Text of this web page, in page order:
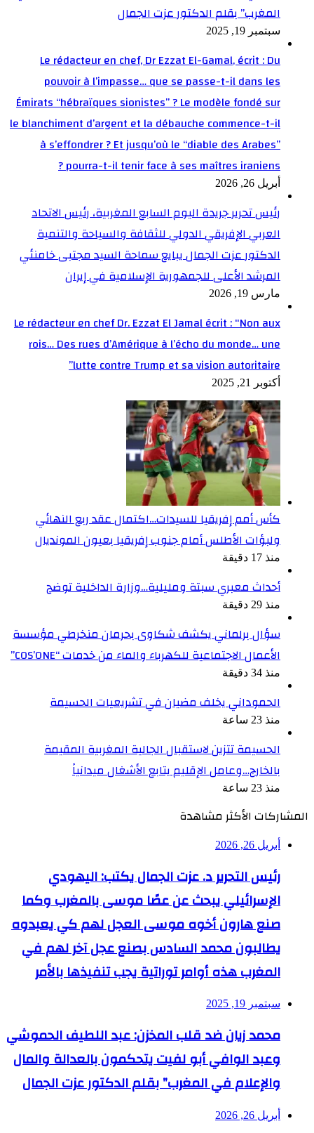
المغرب” بقلم الدكتور عزت الجمال
سبتمبر 19, 2025
Le rédacteur en chef, Dr Ezzat El-Gamal, écrit : Du
pouvoir à l’impasse… que se passe-t-il dans les
Émirats “hébraïques sionistes” ? Le modèle fondé sur
le blanchiment d’argent et la débauche commence-t-il
à s’effondrer ? Et jusqu’où le “diable des Arabes”
pourra-t-il tenir face à ses maîtres iraniens ?
أبريل 26, 2026
رئيس تحرير جريدة اليوم السابع المغربية، رئيس الاتحاد
العربي الإفريقي الدولي للثقافة والسياحة والتنمية
الدكتور عزت الجمال يبايع سماحة السيد مجتبى خامنئي
المرشد الأعلى للجمهورية الإسلامية في إيران
مارس 19, 2026
Le rédacteur en chef Dr. Ezzat El Jamal écrit : “Non aux
rois… Des rues d’Amérique à l’écho du monde… une
lutte contre Trump et sa vision autoritaire”
أكتوبر 21, 2025
كأس أمم إفريقيا للسيدات…اكتمال عقد ربع النهائي
ولبؤات الأطلس أمام جنوب إفريقيا بعيون المونديال
منذ 17 دقيقة
أحداث معبري سبتة ومليلية…وزارة الداخلية توضح
منذ 29 دقيقة
سؤال برلماني يكشف شكاوى بحرمان منخرطي مؤسسة
الأعمال الاجتماعية للكهرباء والماء من خدمات “COS’ONE”
منذ 34 دقيقة
الحموداني يخلف مضيان في تشريعيات الحسيمة
منذ 23 ساعة
الحسيمة تتزين لاستقبال الجالية المغربية المقيمة
بالخارج…وعامل الإقليم يتابع الأشغال ميدانياً
منذ 23 ساعة
المشاركات الأكثر مشاهدة
أبريل 26, 2026
رئيس التحرير د. عزت الجمال يكتب: اليهودي
الإسرائيلي يبحث عن عصًا موسى بالمغرب وكما
صنع هارون أخوه موسى العجل لهم كي يعبدوه
يطالبون محمد السادس بصنع عجل آخر لهم في
المغرب هذه أوامر توراتية يجب تنفيذها بالأمر
سبتمبر 19, 2025
محمد زيان ضد قلب المخزن: عبد اللطيف الحموشي
وعبد الوافي أبو لفيت يتحكمون بالعدالة والمال
والإعلام في المغرب” بقلم الدكتور عزت الجمال
أبريل 26, 2026